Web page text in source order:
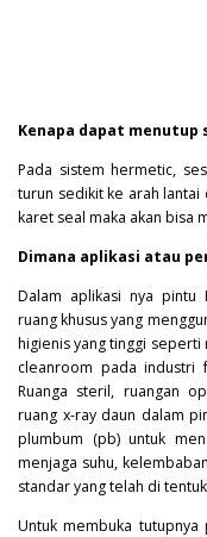
Kenapa dapat menutup
Pada sistem hermetic,
turun sedikit ke arah
karet seal maka akan bisa
Dimana aplikasi atau
Dalam aplikasi nya pintu
ruang khusus yang
higienis yang tinggi seperti
cleanroom pada industri
Ruanga steril, ruangan
ruang x-ray daun dalam
plumbum (pb) untuk
menjaga suhu,
standar yang telah di
Untuk membuka